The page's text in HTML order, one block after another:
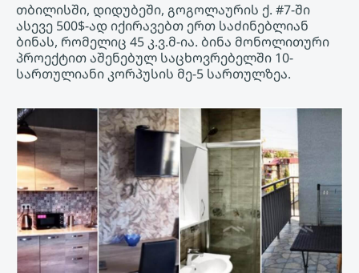
თბილისში, დიდუბეში, გოგოლაურის ქ. #7-ში
ასევე 500$-ად იქირავებთ ერთ საძინებლიან
ბინას, რომელიც 45 კ.ვ.მ-ია. ბინა მონოლითური
პროექტით აშენებულ საცხოვრებელში 10-
სართულიანი კორპუსის მე-5 სართულზეა.